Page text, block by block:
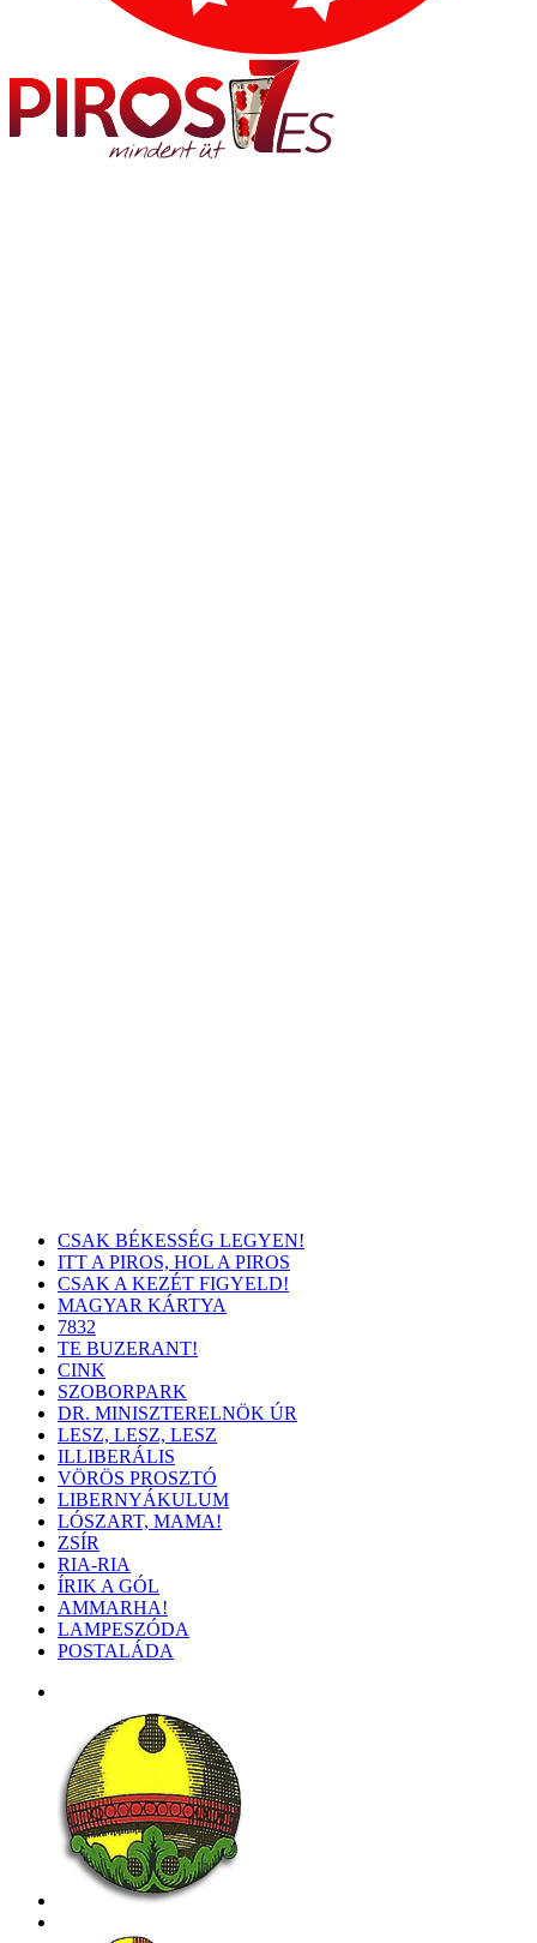
CSAK BÉKESSÉG LEGYEN!
ITT A PIROS, HOL A PIROS
CSAK A KEZÉT FIGYELD!
MAGYAR KÁRTYA
7832
TE BUZERANT!
CINK
SZOBORPARK
DR. MINISZTERELNÖK ÚR
LESZ, LESZ, LESZ
ILLIBERÁLIS
VÖRÖS PROSZTÓ
LIBERNYÁKULUM
LÓSZART, MAMA!
ZSÍR
RIA-RIA
ÍRIK A GÓL
AMMARHA!
LAMPESZÓDA
POSTALÁDA